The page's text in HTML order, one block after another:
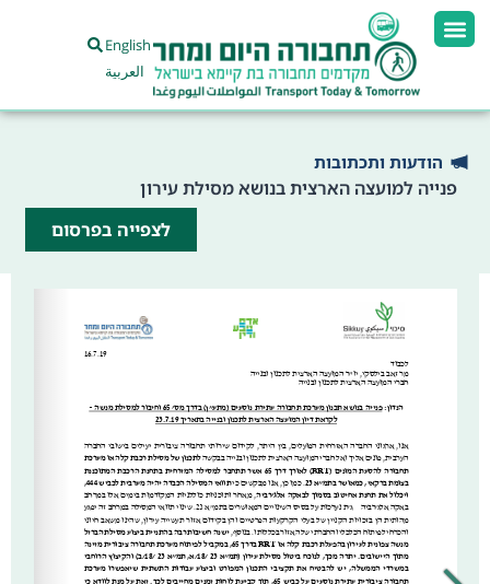
English
العربية
הודעות ותכתובות
פנייה למועצה הארצית בנושא מסילת עירון
לצפייה בפרסום